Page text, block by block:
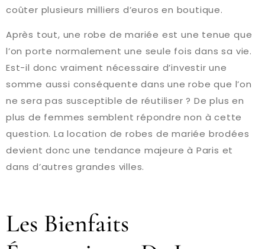
coûter plusieurs milliers d’euros en boutique.
Après tout, une robe de mariée est une tenue que
l’on porte normalement une seule fois dans sa vie.
Est-il donc vraiment nécessaire d’investir une
somme aussi conséquente dans une robe que l’on
ne sera pas susceptible de réutiliser ? De plus en
plus de femmes semblent répondre non à cette
question. La location de robes de mariée brodées
devient donc une tendance majeure à Paris et
dans d’autres grandes villes.
Les Bienfaits